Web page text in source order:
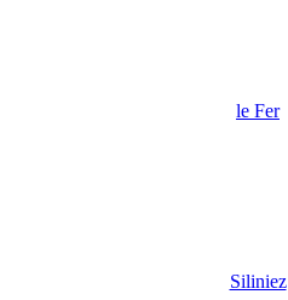
le Fer
Siliniez